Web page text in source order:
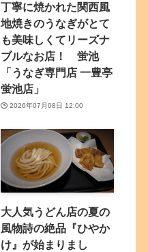
丁寧に焼かれた関西風
地焼きのうなぎがとて
も美味しくてリーズナ
ブルなお店！ 蛍池
「うなぎ専門店 一豊亭
蛍池店」
2026年07月08日 12:00
大人気うどん店の夏の
風物詩の絶品『ひやか
け』が始まりまし